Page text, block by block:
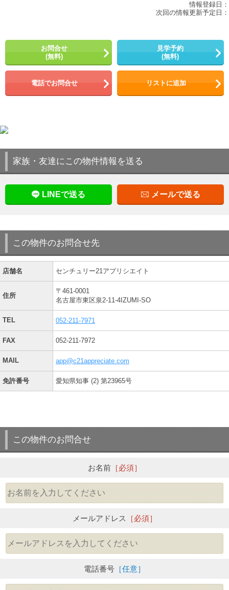
情報登録日：
次回の情報更新予定日：
お問合せ
(無料)
見学予約
(無料)
電話でお問合せ リストに追加
家族・友達にこの物件情報を送る
LINEで送る メールで送る
この物件のお問合せ先
店舗名 センチュリー21アプリシエイト
住所
〒461-0001
名古屋市東区泉2-11-4IZUMI-SO
TEL 052-211-7971
FAX 052-211-7972
MAIL app@c21appreciate.com
免許番号 愛知県知事 (2) 第23965号
この物件のお問合せ
お名前［必須］
メールアドレス ［必須］
電話番号 ［任意］